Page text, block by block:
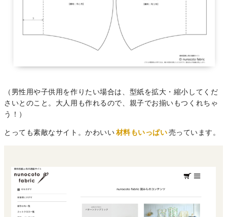
（男性用や子供用を作りたい場合は、型紙を拡大・縮小してくだ
さいとのこと。大人用も作れるので、親子でお揃いもつくれちゃ
う！）
とっても素敵なサイト。かわいい 材料もいっぱい 売っています。